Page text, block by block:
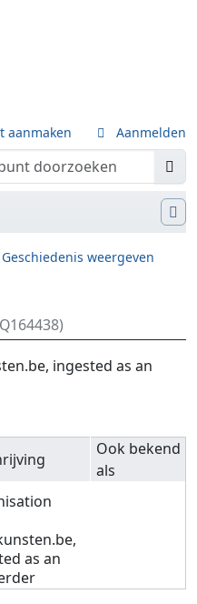
aanmaken Aanmelden
Geschiedenis weergeven
ingested as an
Ook bekend
als
as an